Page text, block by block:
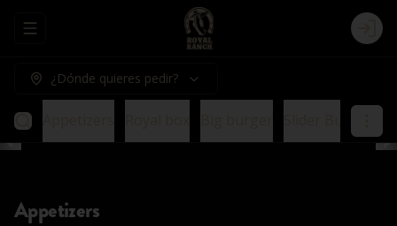
Abrir menu de navegación Login
¿Dónde quieres pedir?
Appetizers